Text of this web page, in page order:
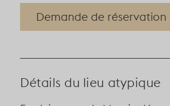
Demande de réservation
Détails du lieu atypique